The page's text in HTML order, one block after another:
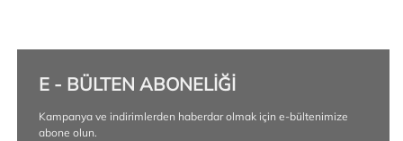
E - BÜLTEN ABONELİĞİ
Kampanya ve indirimlerden haberdar olmak için e-bültenimize
abone olun.